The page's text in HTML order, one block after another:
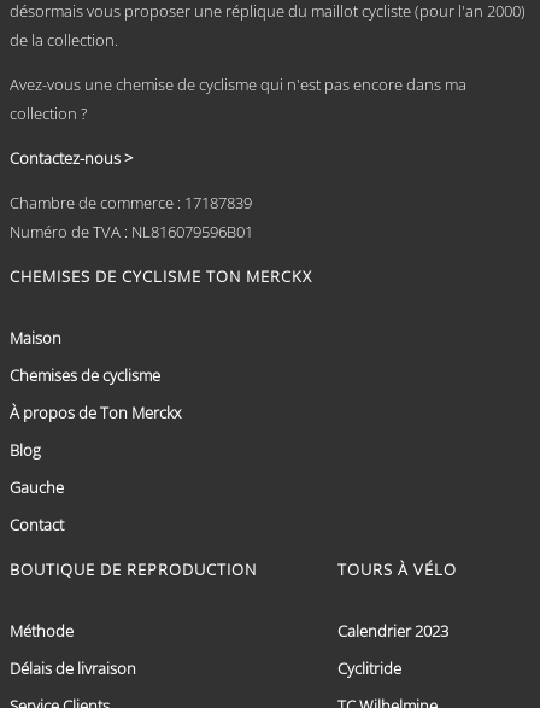
désormais vous proposer une réplique du maillot cycliste (pour l'an 2000)
de la collection.
Avez-vous une chemise de cyclisme qui n'est pas encore dans ma
collection ?
Contactez-nous >
Chambre de commerce : 17187839
Numéro de TVA : NL816079596B01
CHEMISES DE CYCLISME TON MERCKX
Maison
Chemises de cyclisme
À propos de Ton Merckx
Blog
Gauche
Contact
BOUTIQUE DE REPRODUCTION
Méthode
Délais de livraison
TOURS À VÉLO
Calendrier 2023
Cyclitride